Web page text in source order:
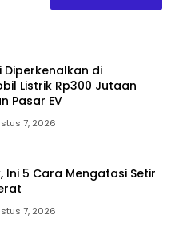
Diperkenalkan di
Listrik Rp300 Jutaan
Pasar EV
7, 2026
Ini 5 Cara Mengatasi Setir
7, 2026